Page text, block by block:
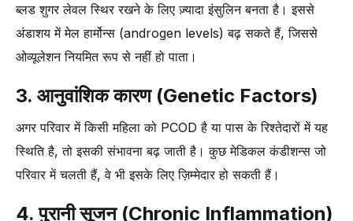
ब्लड शुगर लेवल स्थिर रखने के लिए ज़्यादा इंसुलिन बनता है। इससे
अंडाशय में मेल हार्मोन्स (androgen levels) बढ़ सकते हैं, जिससे
ओव्यूलेशन नियमित रूप से नहीं हो पाता।
3. आनुवांशिक कारण (Genetic Factors)
अगर परिवार में किसी महिला को PCOD है या पास के रिश्तेदारों में यह
स्थिति है, तो इसकी संभावना बढ़ जाती है। कुछ मेडिकल कंडीशन्स जो
परिवार में चलती हैं, वे भी इसके लिए ज़िम्मेदार हो सकती हैं।
4. पुरानी सूजन (Chronic Inflammation)